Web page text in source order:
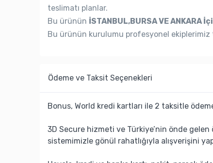
teslimatı planlar.
Bu ürünün İSTANBUL,BURSA VE ANKARA İçi
Bu ürünün kurulumu profesyonel ekiplerimiz
Ödeme ve Taksit Seçenekleri
Bonus, World kredi kartları ile 2 taksitle
3D Secure hizmeti ve Türkiye’nin önde
sistemimizle gönül rahatlığıyla alışverişini